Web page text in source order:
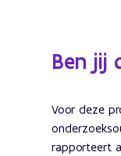
Ben jij
Voor deze
rapporteert